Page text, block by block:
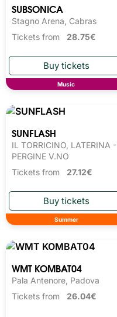
SUBSONICA
Stagno Arena, Cabras
Tickets from 28.75€
Music
SUNFLASH
IL TORRICINO, LATERINA -
PERGINE V.NO
Tickets from27.12€
Summer